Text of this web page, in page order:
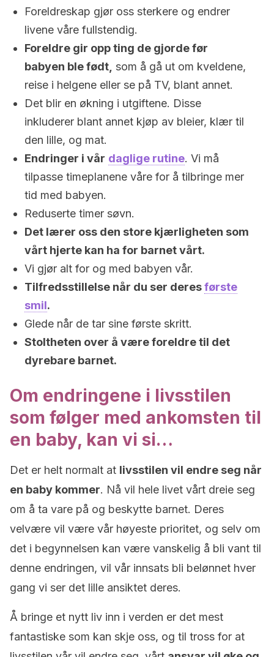
Foreldreskap gjør oss sterkere og endrer
livene våre fullstendig.
Foreldre gir opp ting de gjorde før
babyen ble født, som å gå ut om kveldene,
reise i helgene eller se på TV, blant annet.
Det blir en økning i utgiftene. Disse
inkluderer blant annet kjøp av bleier, klær til
den lille, og mat.
Endringer i vår daglige rutine. Vi må
tilpasse timeplanene våre for å tilbringe mer
tid med babyen.
Reduserte timer søvn.
Det lærer oss den store kjærligheten som
vårt hjerte kan ha for barnet vårt.
Vi gjør alt for og med babyen vår.
Tilfredsstillelse når du ser deresførste
smil.
Glede når de tar sine første skritt.
Stoltheten over å være foreldre til det
dyrebare barnet.
Om endringene i livsstilen
som følger med ankomsten til
en baby, kan vi si…
Det er helt normalt at livsstilen vil endre seg når
en baby kommer. Nå vil hele livet vårt dreie seg
om å ta vare på og beskytte barnet. Deres
velvære vil være vår høyeste prioritet, og selv om
det i begynnelsen kan være vanskelig å bli vant til
denne endringen, vil vår innsats bli belønnet hver
gang vi ser det lille ansiktet deres.
Å bringe et nytt liv inn i verden er det mest
fantastiske som kan skje oss, og til tross for at